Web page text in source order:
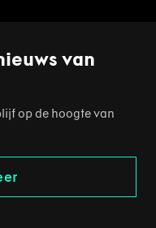
van
op de hoogte van